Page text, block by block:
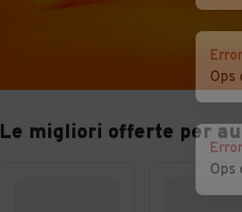
Le migliori offerte per
Error
Ops
Error
Ops